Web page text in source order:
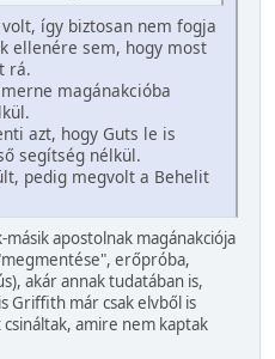
így biztosan nem fogja
ellenére sem, hogy most
rá.
magánakcióba
azt, hogy Guts le is
segítség nélkül.
pedig megvolt a Behelit
apostolnak magánakciója
erőpróba,
akár annak tudatában is,
Griffith már csak elvből is
amire nem kaptak